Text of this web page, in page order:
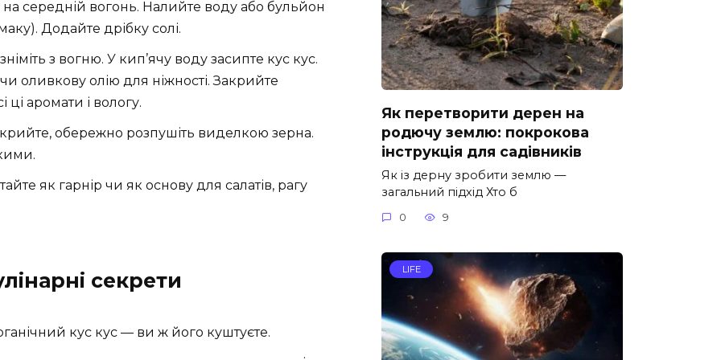
на середній вогонь. Налийте воду або бульйон
Додайте дрібку солі.
з вогню. У кип’ячу воду засипте кус кус.
оливкову олію для ніжності. Закрийте
аромати і вологу.
обережно розпушіть виделкою зерна.
як гарнір чи як основу для салатів, рагу
секрети
кус кус — ви ж його куштуєте.
Як перетворити дерен на
родючу землю: покрокова
інструкція для садівників
Як із дерну зробити землю —
загальний підхід Хто б
0 9
LIFE